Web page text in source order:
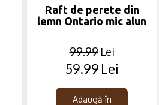
Raft de perete din
lemn Ontario mic alun
99.99 Lei
Original
was:
59.99 Lei
Current
is:
Adaugă în